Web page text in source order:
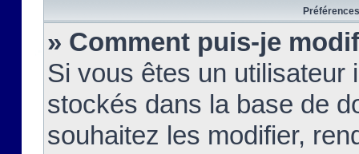
» Comment puis-je
Si vous êtes un
stockés dans la base de
souhaitez les modifier,